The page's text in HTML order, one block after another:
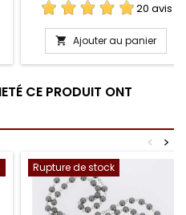
20 avis
 Ajouter au panier
CE PRODUIT ONT
>
<
Rupture de stock